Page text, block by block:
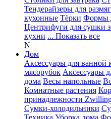
Тендерайзеры для
кухонные Тёрки Формы
Центрифуги для сушки
кухни ... Показать все
N
Дом
Аксессуары для ванной
мясорубок Аксессуары
дома Весы напольные
Комнатные растения
принадлежности
Сумки-холодильники
Техника Уборка дома